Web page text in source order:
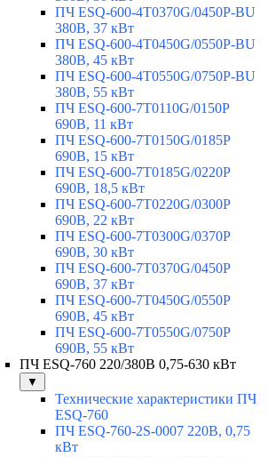
ПЧ ESQ-600-4T0370G/0450P-BU
380В, 37 кВт
ПЧ ESQ-600-4T0450G/0550P-BU
380В, 45 кВт
ПЧ ESQ-600-4T0550G/0750P-BU
380В, 55 кВт
ПЧ ESQ-600-7T0110G/0150P
690В, 11 кВт
ПЧ ESQ-600-7T0150G/0185P
690В, 15 кВт
ПЧ ESQ-600-7T0185G/0220P
690В, 18,5 кВт
ПЧ ESQ-600-7T0220G/0300P
690В, 22 кВт
ПЧ ESQ-600-7T0300G/0370P
690В, 30 кВт
ПЧ ESQ-600-7T0370G/0450P
690В, 37 кВт
ПЧ ESQ-600-7T0450G/0550P
690В, 45 кВт
ПЧ ESQ-600-7T0550G/0750P
690В, 55 кВт
ПЧ ESQ-760 220/380В 0,75-630 кВт
▼
Технические характеристики ПЧ
ESQ-760
ПЧ ESQ-760-2S-0007 220В, 0,75
кВт